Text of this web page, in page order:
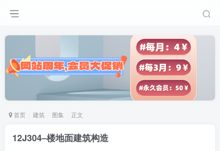
首页 建筑 图集 正文
12J304–楼地面建筑构造